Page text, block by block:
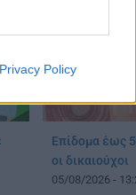
Privacy Policy
Επίδομα έως
οι δικαιούχοι
05/08/2026 -